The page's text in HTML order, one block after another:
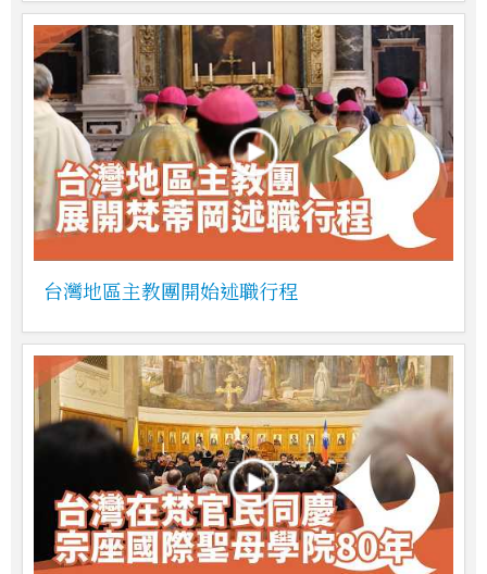
台灣地區主教團開始述職行程